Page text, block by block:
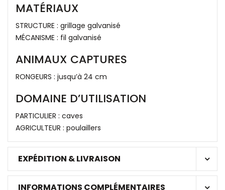
MATÉRIAUX
STRUCTURE : grillage galvanisé
MÉCANISME : fil galvanisé
ANIMAUX CAPTURES
RONGEURS : jusqu’à 24 cm
DOMAINE D’UTILISATION
PARTICULIER : caves
AGRICULTEUR : poulaillers
EXPÉDITION & LIVRAISON
INFORMATIONS COMPLÉMENTAIRES